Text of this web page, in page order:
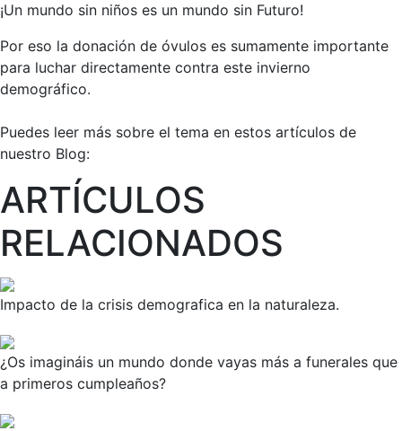
¡Un mundo sin niños es un mundo sin Futuro!
Por eso la donación de óvulos es sumamente importante
para luchar directamente contra este invierno
demográfico.
Puedes leer más sobre el tema en estos artículos de
nuestro Blog:
ARTÍCULOS
RELACIONADOS
Impacto de la crisis demografica en la naturaleza.
¿Os imagináis un mundo donde vayas más a funerales que
a primeros cumpleaños?